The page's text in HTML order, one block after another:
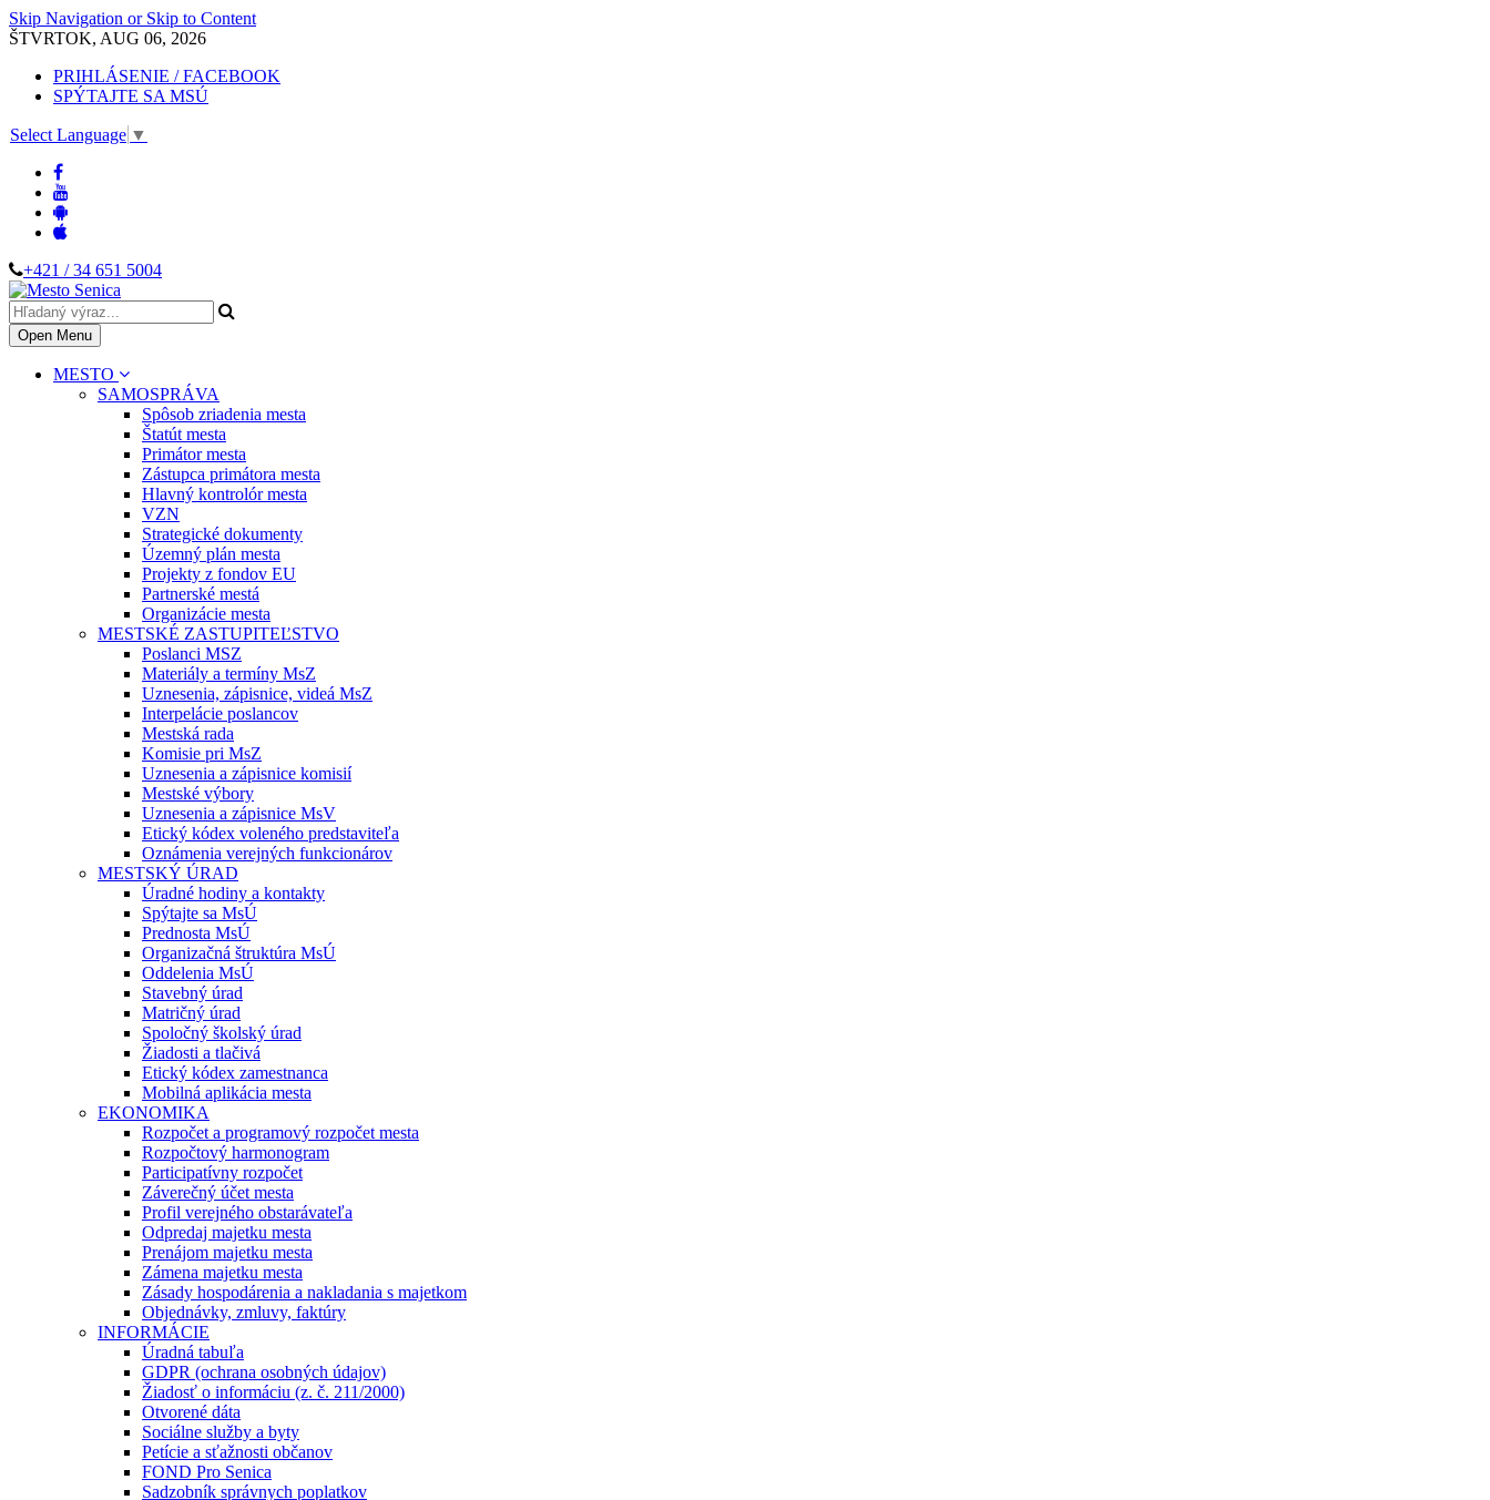
Skip Navigation or Skip to Content
ŠTVRTOK, AUG 06, 2026
PRIHLÁSENIE / FACEBOOK
SPÝTAJTE SA MSÚ
Select Language ▼
+421 / 34 651 5004
Open Menu
MESTO
SAMOSPRÁVA
Spôsob zriadenia mesta
Štatút mesta
Primátor mesta
Zástupca primátora mesta
Hlavný kontrolór mesta
VZN
Strategické dokumenty
Územný plán mesta
Projekty z fondov EU
Partnerské mestá
Organizácie mesta
MESTSKÉ ZASTUPITEĽSTVO
Poslanci MSZ
Materiály a termíny MsZ
Uznesenia, zápisnice, videá MsZ
Interpelácie poslancov
Mestská rada
Komisie pri MsZ
Uznesenia a zápisnice komisií
Mestské výbory
Uznesenia a zápisnice MsV
Etický kódex voleného predstaviteľa
Oznámenia verejných funkcionárov
MESTSKÝ ÚRAD
Úradné hodiny a kontakty
Spýtajte sa MsÚ
Prednosta MsÚ
Organizačná štruktúra MsÚ
Oddelenia MsÚ
Stavebný úrad
Matričný úrad
Spoločný školský úrad
Žiadosti a tlačivá
Etický kódex zamestnanca
Mobilná aplikácia mesta
EKONOMIKA
Rozpočet a programový rozpočet mesta
Rozpočtový harmonogram
Participatívny rozpočet
Záverečný účet mesta
Profil verejného obstarávateľa
Odpredaj majetku mesta
Prenájom majetku mesta
Zámena majetku mesta
Zásady hospodárenia a nakladania s majetkom
Objednávky, zmluvy, faktúry
INFORMÁCIE
Úradná tabuľa
GDPR (ochrana osobných údajov)
Žiadosť o informáciu (z. č. 211/2000)
Otvorené dáta
Sociálne služby a byty
Petície a sťažnosti občanov
FOND Pro Senica
Sadzobník správnych poplatkov